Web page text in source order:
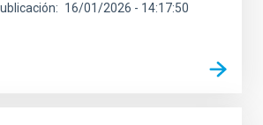
16/01/2026 - 14:17:50